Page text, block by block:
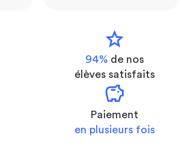
star
94% de nos
élèves satisfaits
savings
Paiement
en plusieurs fois